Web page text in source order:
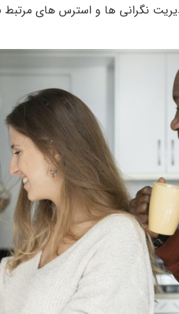
نگرانی‌ ها و استرس‌ های مرتبط